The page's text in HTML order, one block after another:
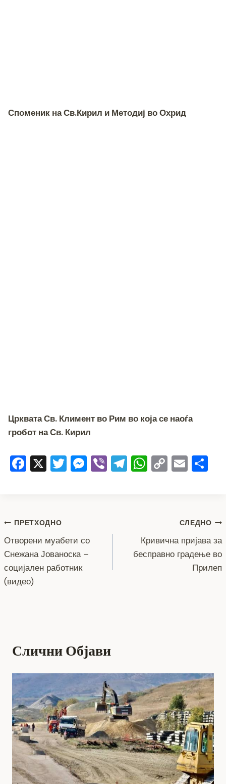
Споменик на Св.Кирил и Методиј во Охрид
Црквата Св. Климент во Рим во која се наоѓа
гробот на Св. Кирил
F
b
o
o
k
X T M
g
er
Vi T
m
W
p
p
C
n
k
E
Навигација
на
напис
ПРЕТХОДНО
Отворени муабети со
Снежана Јованоска –
социјален работник
(видео)
СЛЕДНО
Кривична пријава за
бесправно градење во
Прилеп
Слични Објави